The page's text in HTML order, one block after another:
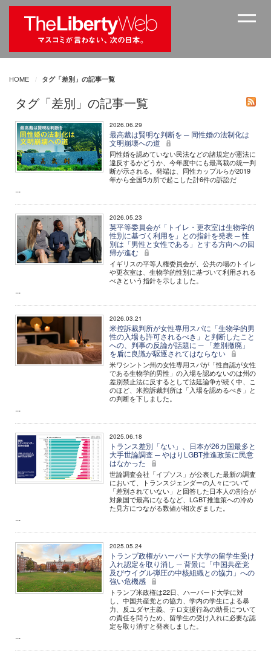
HOME タグ「差別」の記事一覧
タグ「差別」の記事一覧
2026.06.29
最高裁は賢明な判断を ─ 同性婚の法制化は
文明崩壊への道
同性婚を認めていない民法などの諸規定が憲法に
違反するかどうか、今年度中にも最高裁の統一判
断が示される。発端は、同性カップルらが2019
年から全国5カ所で起こした計6件の訴訟だ
...
2026.05.23
英平等委員会が「トイレ・更衣室は生物学的
性別に基づく利用を」との指針を発表 ─ 性
別は「男性と女性である」とする方向への回
帰が進む
イギリスの平等人権委員会が、公共の場のトイレ
や更衣室は、生物学的性別に基づいて利用される
べきという指針を示しました。
...
2026.03.21
米控訴裁判所が女性専用スパに「生物学的男
性の入場も許可されるべき」と判断したこと
への、判事の反論が話題に ─ 「差別撤廃」
を盾に良識が駆逐されてはならない
米ワシントン州の女性専用スパが「性自認が女性
である生物学的男性」の入場を認めないのは州の
差別禁止法に反するとして法廷論争が続く中、こ
のほど、米控訴裁判所は「入場を認めるべき」と
の判断を下しました。
...
2025.06.18
トランス差別「ない」、日本が26カ国最多と
大手世論調査 ─ やはりLGBT推進政策に民意
はなかった
世論調査会社「イプソス」が公表した最新の調査
において、トランスジェンダーの人々について
「差別されていない」と回答した日本人の割合が
対象国で最高になるなど、LGBT推進策への冷め
た見方につながる数値が相次ぎました。
...
2025.05.24
トランプ政権がハーバード大学の留学生受け
入れ認定を取り消し ─ 背景に「中国共産党
及びウイグル弾圧の中核組織との協力」への
強い危機感
トランプ米政権は22日、ハーバード大学に対
し、中国共産党との協力、学内の学生による暴
力、反ユダヤ主義、テロ支援行為の助長について
の責任を問うため、留学生の受け入れに必要な認
定を取り消すと発表しました。
...